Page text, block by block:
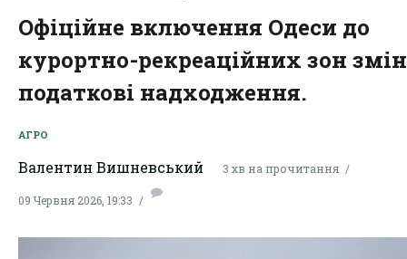
Офіційне включення Одеси до
курортно-рекреаційних зон
податкові надходження.
АГРО
Валентин Вишневський 3 хв на прочитання
09 Червня 2026, 19:33